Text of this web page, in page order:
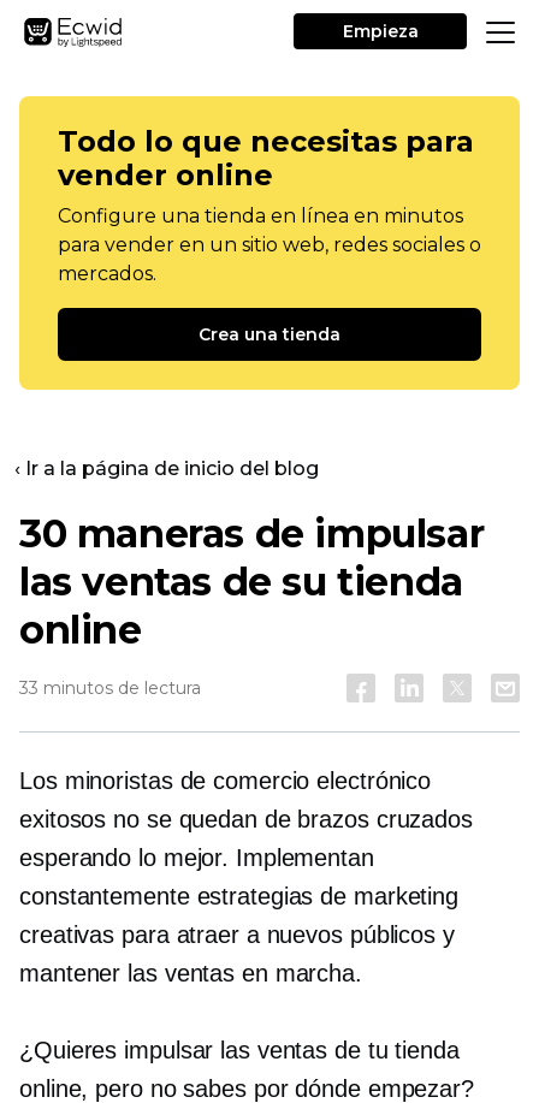
Empieza
Todo lo que necesitas para
vender online
Configure una tienda en línea en minutos
para vender en un sitio web, redes sociales o
mercados.
Crea una tienda
‹ Ir a la página de inicio del blog
30 maneras de impulsar
las ventas de su tienda
online
33 minutos de lectura
Los minoristas de comercio electrónico
exitosos no se quedan de brazos cruzados
esperando lo mejor. Implementan
constantemente estrategias de marketing
creativas para atraer a nuevos públicos y
mantener las ventas en marcha.
¿Quieres impulsar las ventas de tu tienda
online, pero no sabes por dónde empezar?